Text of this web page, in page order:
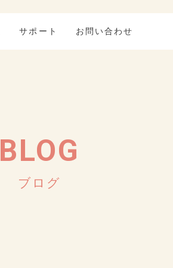
サポート お問い合わせ
BLOG
ブログ